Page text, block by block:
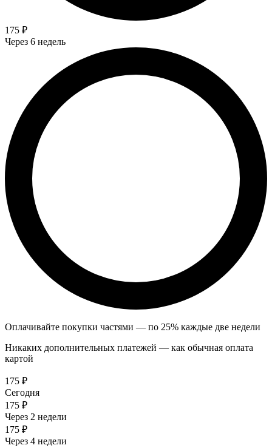
175 ₽
Через 6 недель
Оплачивайте покупки частями — по 25% каждые две недели
Никаких дополнительных платежей — как обычная оплата
картой
175 ₽
Сегодня
175 ₽
Через 2 недели
175 ₽
Через 4 недели